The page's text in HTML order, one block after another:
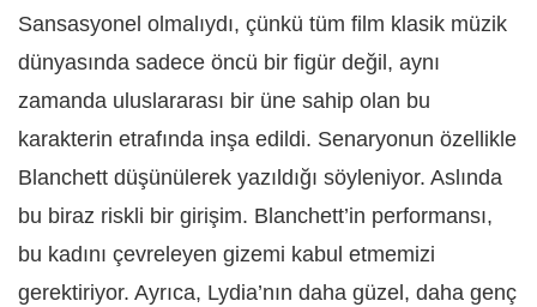
Sansasyonel olmalıydı, çünkü tüm film klasik müzik
dünyasında sadece öncü bir figür değil, aynı
zamanda uluslararası bir üne sahip olan bu
karakterin etrafında inşa edildi. Senaryonun özellikle
Blanchett düşünülerek yazıldığı söyleniyor. Aslında
bu biraz riskli bir girişim. Blanchett’in performansı,
bu kadını çevreleyen gizemi kabul etmemizi
gerektiriyor. Ayrıca, Lydia’nın daha güzel, daha genç